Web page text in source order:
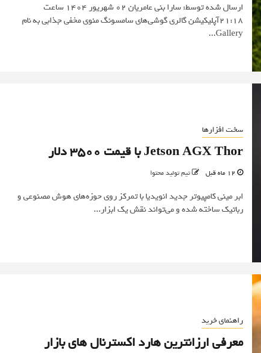
ارسال شده توسط: سارا بنی عامریان 02 شهریور 1404 ساعت
21:18آپلیکیشن گالری گوشی‌های سامسونگ منوی مخفی جذابی به نام
Gallery...
سخت افزارها
Jetson AGX Thor با قیمت ۳۵۰۰ دلار
تیم تولید محتوا
ابر مینی کامپیوتر جدید انویدیا با تمرکز روی حوزه‌های هوش مصنوعی و
رباتیک ساخته شده و می‌تواند نقش یک ابزار...
راهنمای خرید
معرفی ارزانترین هارد اکسترنال های بازار